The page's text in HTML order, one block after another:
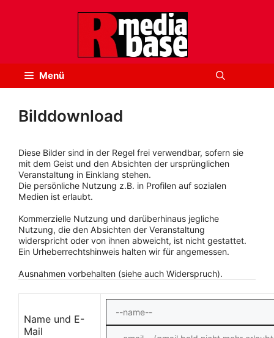
Menü
Bilddownload
Diese Bilder sind in der Regel frei verwendbar, sofern sie
mit dem Geist und den Absichten der ursprünglichen
Veranstaltung in Einklang stehen.
Die persönliche Nutzung z.B. in Profilen auf sozialen
Medien ist erlaubt.
Kommerzielle Nutzung und darüberhinaus jegliche
Nutzung, die den Absichten der Veranstaltung
widerspricht oder von ihnen abweicht, ist nicht gestattet.
Ein Urheberrechtshinweis halten wir für angemessen.
Ausnahmen vorbehalten (siehe auch Widerspruch).
Name und E-
Mail